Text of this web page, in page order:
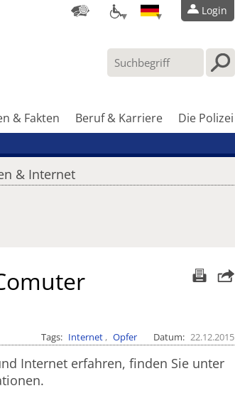
Login
& Fakten Beruf & Karriere Die Polizei
& Internet
Tags Internet Opfer Datum 22.12.2015
Internet erfahren, finden Sie unter